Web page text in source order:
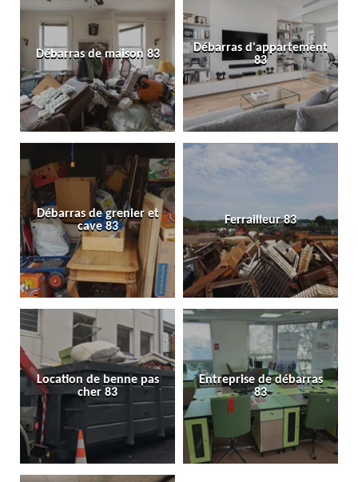
Débarras de maison 83
Débarras d'appartement
83
Débarras de grenier et
cave 83
Ferrailleur 83
Location de benne pas
cher 83
Entreprise de débarras
83